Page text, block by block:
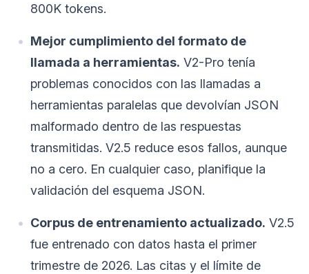
800K tokens.
Mejor cumplimiento del formato de
llamada a herramientas. V2-Pro tenía
problemas conocidos con las llamadas a
herramientas paralelas que devolvían JSON
malformado dentro de las respuestas
transmitidas. V2.5 reduce esos fallos, aunque
no a cero. En cualquier caso, planifique la
validación del esquema JSON.
Corpus de entrenamiento actualizado. V2.5
fue entrenado con datos hasta el primer
trimestre de 2026. Las citas y el límite de